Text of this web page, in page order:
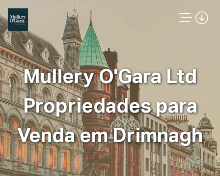
Mullery O'Gara Ltd
Propriedades para
Venda em Drimnagh